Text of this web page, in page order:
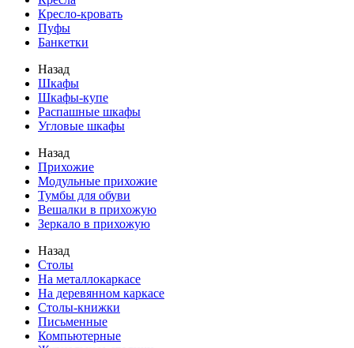
Кресло-кровать
Пуфы
Банкетки
Назад
Шкафы
Шкафы-купе
Распашные шкафы
Угловые шкафы
Назад
Прихожие
Модульные прихожие
Тумбы для обуви
Вешалки в прихожую
Зеркало в прихожую
Назад
Столы
На металлокаркасе
На деревянном каркасе
Столы-книжки
Письменные
Компьютерные